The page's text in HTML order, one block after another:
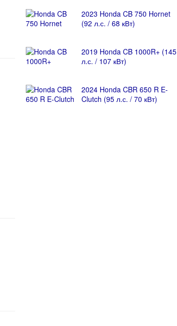
2023 Honda CB 750 Hornet
(92 л.с. / 68 кВт)
2019 Honda CB 1000R+ (145
л.с. / 107 кВт)
2024 Honda CBR 650 R E-
Clutch (95 л.с. / 70 кВт)